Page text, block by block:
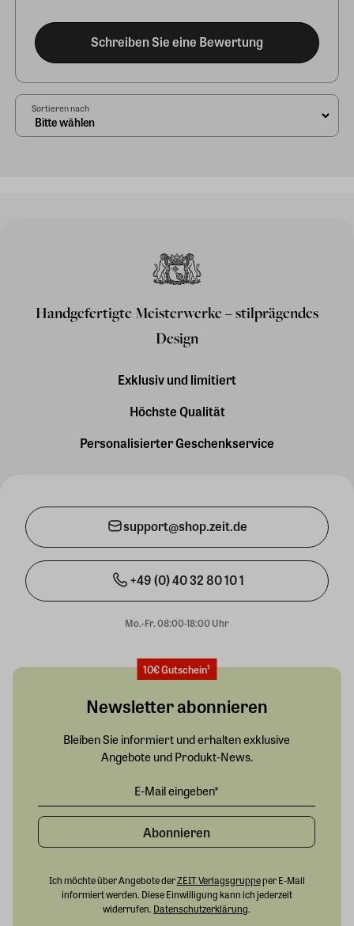
Schreiben Sie eine Bewertung
Sortieren nach
Handgefertigte Meisterwerke – stilprägendes
Design
Exklusiv und limitiert
Höchste Qualität
Personalisierter Geschenkservice
support@shop.zeit.de
+49 (0) 40 32 80 10 1
Mo.-Fr. 08:00-18:00 Uhr
10€ Gutschein¹
Newsletter abonnieren
Bleiben Sie informiert und erhalten exklusive
Angebote und Produkt-News.
Abonnieren
Ich möchte über Angebote derZEIT Verlagsgruppeper E-Mail
informiert werden. Diese Einwilligung kann ich jederzeit
widerrufen. Datenschutzerklärung.